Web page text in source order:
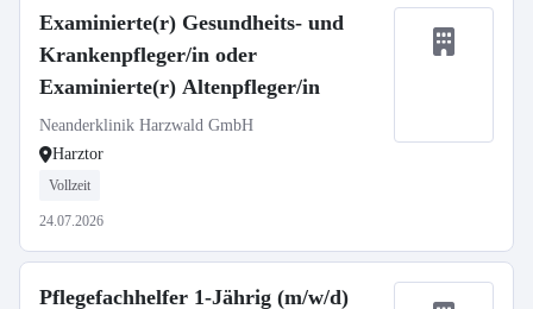
Examinierte(r) Gesundheits- und
Krankenpfleger/in oder
Examinierte(r) Altenpfleger/in
Neanderklinik Harzwald GmbH
Harztor
Vollzeit
24.07.2026
Pflegefachhelfer 1-Jährig (m/w/d)